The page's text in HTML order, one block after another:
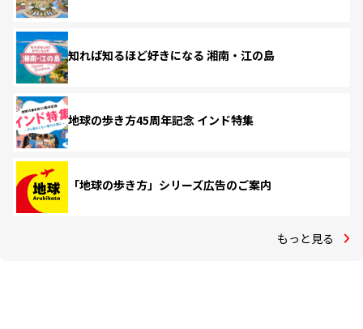
知れば知るほど好きになる 湘南・江の島
地球の歩き方45周年記念 インド特集
「地球の歩き方」シリーズ広告のご案内
もっと見る